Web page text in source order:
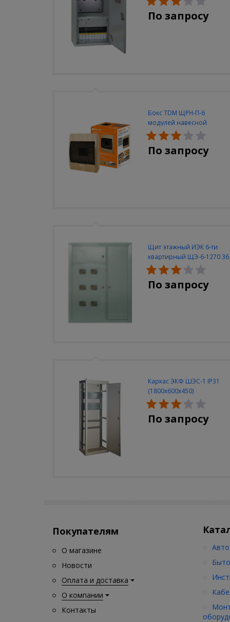
IP 31 (500х300х160)
По запросу
Бокс TDM ЩРН-П-6
модулей навесной
пластик IP40 "Эко" (сосна)
По запросу
Щит этажный ИЭК 6-ти
квартирный ЩЭ-6-1270 36
УХЛ3
По запросу
Каркас ЭКФ ШЭС-1 IP31
(1800х600х450)
По запросу
Покупателям
О магазине
Новости
Оплата и доставка
О компании
Контакты